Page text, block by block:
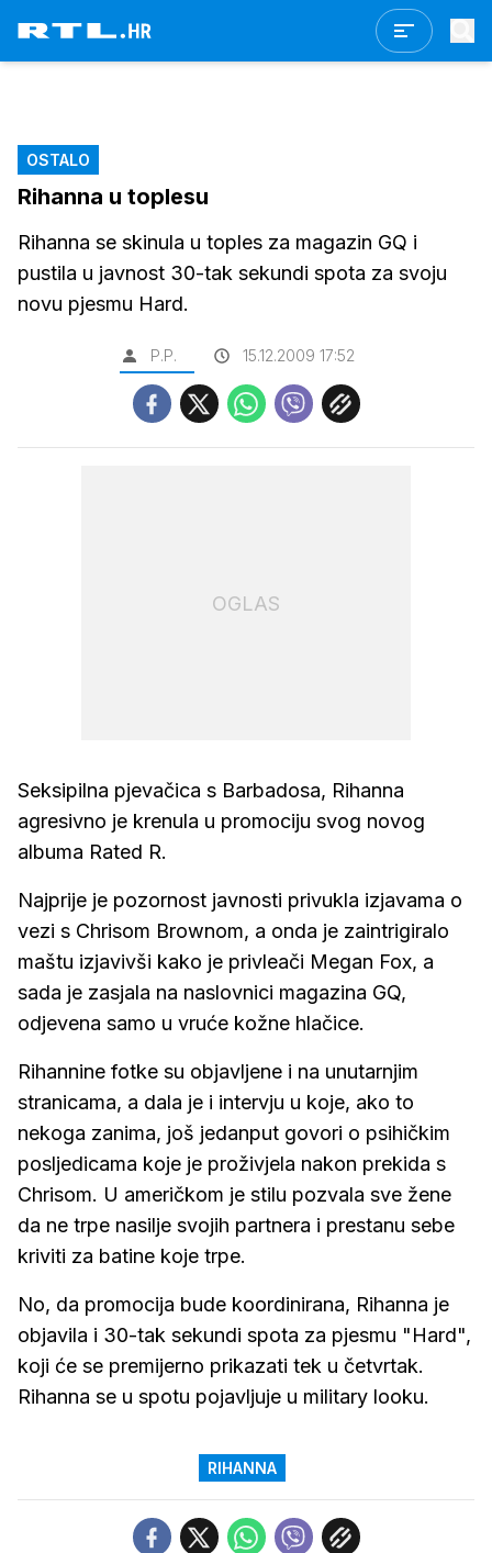
OSTALO
Rihanna u toplesu
Rihanna se skinula u toples za magazin GQ i
pustila u javnost 30-tak sekundi spota za svoju
novu pjesmu Hard.
P.P. 15.12.2009 17:52
OGLAS
Seksipilna pjevačica s Barbadosa, Rihanna
agresivno je krenula u promociju svog novog
albuma Rated R.
Najprije je pozornost javnosti privukla izjavama o
vezi s Chrisom Brownom, a onda je zaintrigiralo
maštu izjavivši kako je privleači Megan Fox, a
sada je zasjala na naslovnici magazina GQ,
odjevena samo u vruće kožne hlačice.
Rihannine fotke su objavljene i na unutarnjim
stranicama, a dala je i intervju u koje, ako to
nekoga zanima, još jedanput govori o psihičkim
posljedicama koje je proživjela nakon prekida s
Chrisom. U američkom je stilu pozvala sve žene
da ne trpe nasilje svojih partnera i prestanu sebe
kriviti za batine koje trpe.
No, da promocija bude koordinirana, Rihanna je
objavila i 30-tak sekundi spota za pjesmu "Hard",
koji će se premijerno prikazati tek u četvrtak.
Rihanna se u spotu pojavljuje u military looku.
RIHANNA